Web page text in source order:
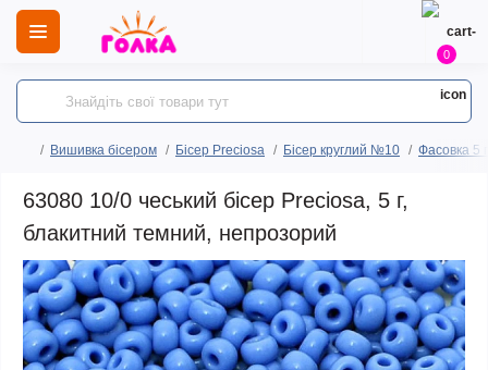
0
Вишивка бісером Бісер Preciosa Бісер круглий №10 Фасовка 5
63080 10/0 чеський бісер Preciosa, 5 г,
блакитний темний, непрозорий